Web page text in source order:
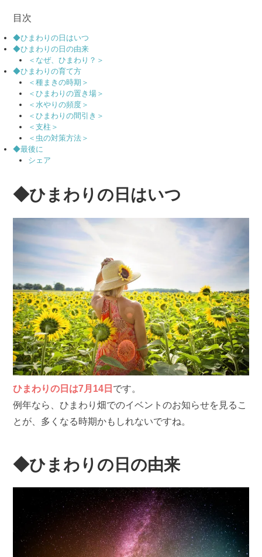
目次
◆ひまわりの日はいつ
◆ひまわりの日の由来
＜なぜ、ひまわり？＞
◆ひまわりの育て方
＜種まきの時期＞
＜ひまわりの置き場＞
＜水やりの頻度＞
＜ひまわりの間引き＞
＜支柱＞
＜虫の対策方法＞
◆最後に
シェア
◆ひまわりの日はいつ
ひまわりの日は7月14日 です。
例年なら、ひまわり畑でのイベントのお知らせを見るこ
とが、多くなる時期かもしれないですね。
◆ひまわりの日の由来